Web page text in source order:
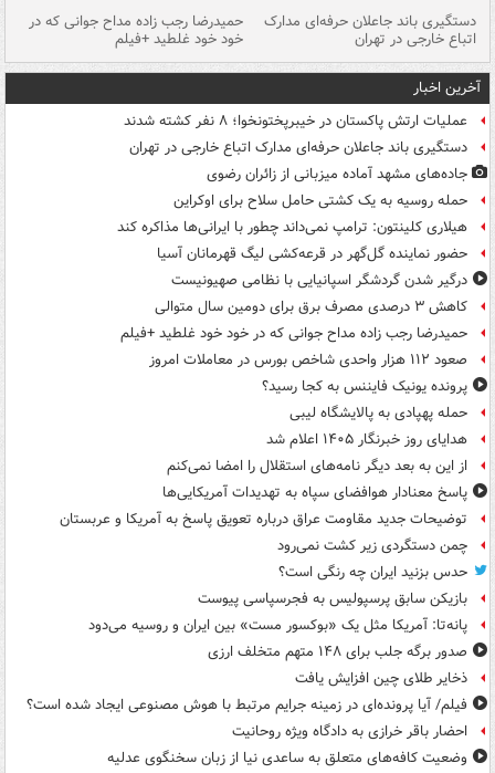
دستگیری باند جاعلان حرفه‌ای مدارک
اتباع خارجی در تهران
حمیدرضا رجب زاده مداح جوانی که در
خود خود غلطید +فیلم
آخرین اخبار
عملیات ارتش پاکستان در خیبرپختونخوا؛ ۸ نفر کشته شدند
دستگیری باند جاعلان حرفه‌ای مدارک اتباع خارجی در تهران
جاده‌های مشهد آماده میزبانی از زائران رضوی
حمله روسیه به یک کشتی حامل سلاح برای اوکراین
هیلاری کلینتون: ترامپ نمی‌داند چطور با ایرانی‌ها مذاکره کند
حضور نماینده گل‌گهر در قرعه‌کشی لیگ قهرمانان آسیا
درگیر شدن گردشگر اسپانیایی با نظامی صهیونیست
کاهش ۳ درصدی مصرف برق برای دومین سال متوالی
حمیدرضا رجب زاده مداح جوانی که در خود خود غلطید +فیلم
صعود ۱۱۲ هزار واحدی شاخص بورس در معاملات امروز
پرونده یونیک فایننس به کجا رسید؟
حمله پهپادی به پالایشگاه لیبی
هدایای روز خبرنگار ۱۴۰۵ اعلام شد
از این به بعد دیگر نامه‌های استقلال را امضا نمی‌کنم
پاسخ معنادار هوافضای سپاه به تهدیدات آمریکایی‌ها
توضیحات جدید مقاومت عراق درباره تعویق پاسخ به آمریکا و عربستان
چمن دستگردی زیر کشت نمی‌رود
حدس بزنید ایران چه رنگی است؟
بازیکن سابق پرسپولیس به فجرسپاسی پیوست
پانه‌تا: آمریکا مثل یک «بوکسور مست» بین ایران و روسیه می‌دود
صدور برگه جلب برای ۱۴۸ متهم متخلف ارزی
ذخایر طلای چین افزایش یافت
فیلم/ آیا پرونده‌ای در زمینه جرایم مرتبط با هوش مصنوعی ایجاد شده است؟
احضار باقر خرازی به دادگاه ویژه روحانیت
وضعیت کافه‌های متعلق به ساعدی نیا از زبان سخنگوی عدلیه